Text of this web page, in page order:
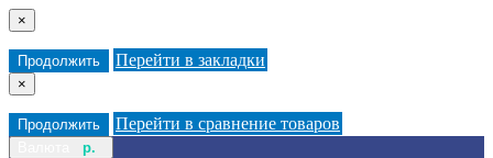
×
Продолжить Перейти в закладки
×
Продолжить Перейти в сравнение товаров
р.